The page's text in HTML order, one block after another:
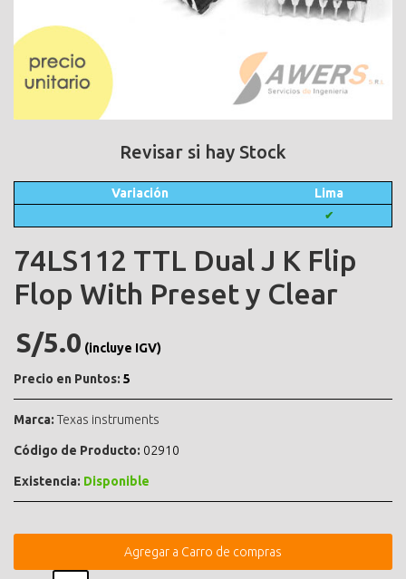
Revisar si hay Stock
Variación Lima
✔
74LS112 TTL Dual J K Flip
Flop With Preset y Clear
S/5.0 (incluye IGV)
Precio en Puntos: 5
Marca: Texas instruments
Código de Producto: 02910
Existencia: Disponible
Agregar a Carro de compras